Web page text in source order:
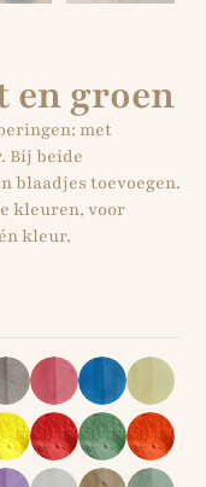
groen
met
Bij beide
blaadjes toevoegen.
kleuren, voor
kleur.